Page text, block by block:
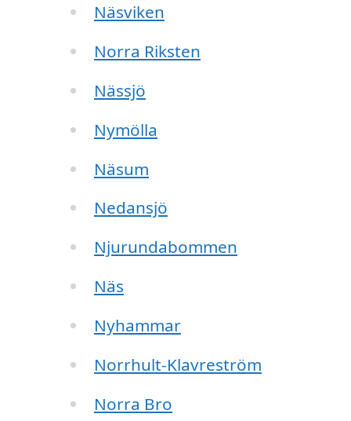
Näsviken
Norra Riksten
Nässjö
Nymölla
Näsum
Nedansjö
Njurundabommen
Näs
Nyhammar
Norrhult-Klavreström
Norra Bro